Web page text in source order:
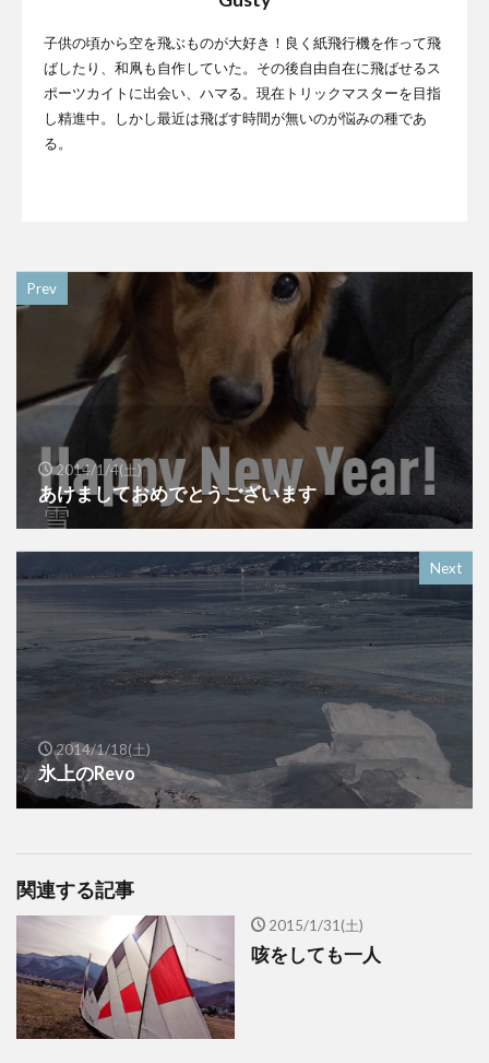
子供の頃から空を飛ぶものが大好き！良く紙飛行機を作って飛
ばしたり、和凧も自作していた。その後自由自在に飛ばせるス
ポーツカイトに出会い、ハマる。現在トリックマスターを目指
し精進中。しかし最近は飛ばす時間が無いのが悩みの種であ
る。
Prev
2014/1/4(土)
あけましておめでとうございます
Next
2014/1/18(土)
氷上のRevo
関連する記事
2015/1/31(土)
咳をしても一人